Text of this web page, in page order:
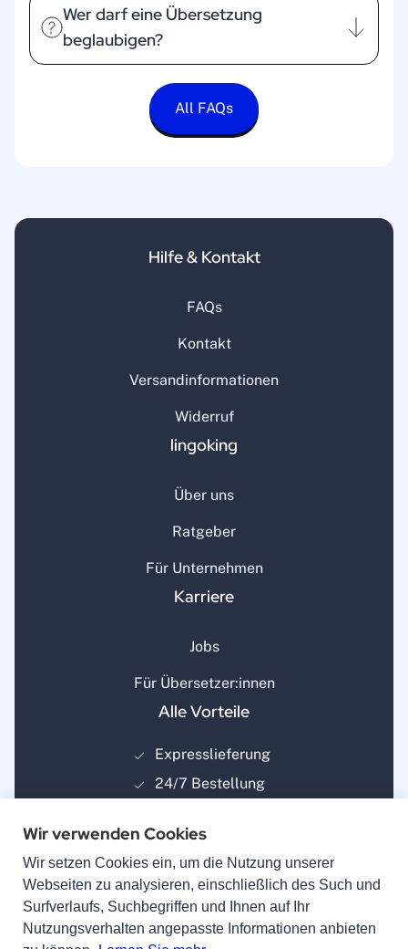
Wer darf eine Übersetzung
beglaubigen?
All FAQs
Hilfe & Kontakt
FAQs
Kontakt
Versandinformationen
Widerruf
lingoking
Über uns
Ratgeber
Für Unternehmen
Karriere
Jobs
Für Übersetzer:innen
Alle Vorteile
Expresslieferung
24/7 Bestellung
Zertifiziert
Wir verwenden Cookies
Wir setzen Cookies ein, um die Nutzung unserer
Webseiten zu analysieren, einschließlich des Such und
Surfverlaufs, Suchbegriffen und Ihnen auf Ihr
Nutzungsverhalten angepasste Informationen anbieten